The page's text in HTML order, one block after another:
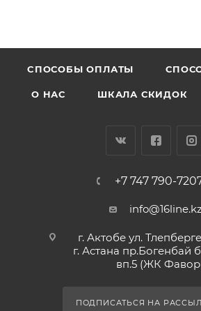
CПОСОБЫ ОПЛАТЫ
О НАС ШКАЛА СКИДОК
+7 747 790-
info@16line.kz
г. Актобе ул.
г. Астана пр.Богенбай
вп.5 (ЖК
ПОДПИСАТЬСЯ НА